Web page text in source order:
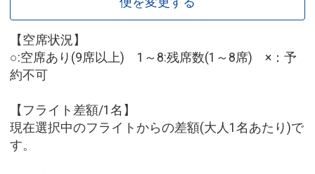
【空席状況】
○:空席あり(9席以上) 1～8:残席数(1～8席) ×：予
約不可
【フライト差額/1名】
現在選択中のフライトからの差額(大人1名あたり)で
す。